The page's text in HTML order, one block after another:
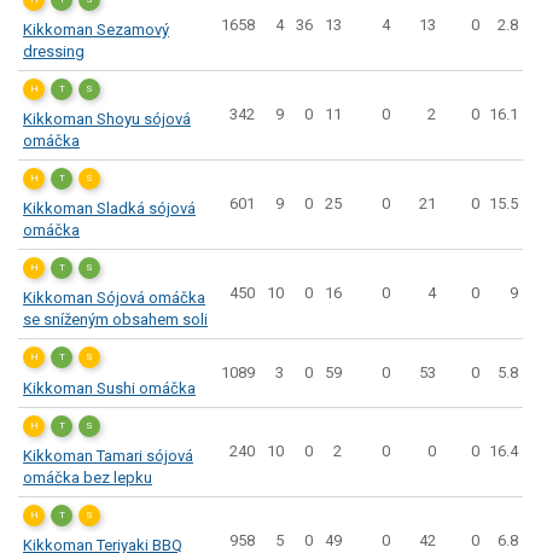
Kikkoman Sezamový
dressing
1658 4 36 13 4 13 0 2.8
H T S
Kikkoman Shoyu sójová
omáčka
342 9 0 11 0 2 0 16.1
H T S
Kikkoman Sladká sójová
omáčka
601 9 0 25 0 21 0 15.5
H T S
Kikkoman Sójová omáčka
se sníženým obsahem soli
450 10 0 16 0 4 0 9
H T S
Kikkoman Sushi omáčka
1089 3 0 59 0 53 0 5.8
H T S
Kikkoman Tamari sójová
omáčka bez lepku
240 10 0 2 0 0 0 16.4
H T S
Kikkoman Teriyaki BBQ 958 5 0 49 0 42 0 6.8